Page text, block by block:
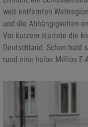
weit entfernten
und die Abhängigkeiten
Vor kurzem startete die
Deutschland. Schon bald
rund eine halbe Million